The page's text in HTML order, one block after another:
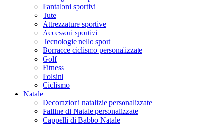
Pantaloni sportivi
Tute
Attrezzature sportive
Accessori sportivi
Tecnologie nello sport
Borracce ciclismo personalizzate
Golf
Fitness
Polsini
Ciclismo
Natale
Decorazioni natalizie personalizzate
Palline di Natale personalizzate
Cappelli di Babbo Natale